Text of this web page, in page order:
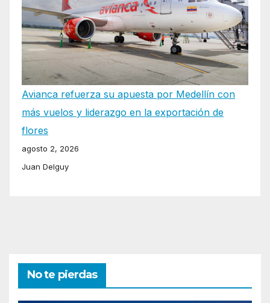
Avianca refuerza su apuesta por Medellín con
más vuelos y liderazgo en la exportación de
flores
agosto 2, 2026
Juan Delguy
No te pierdas